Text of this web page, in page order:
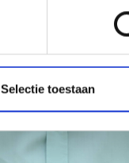
Selectie toestaan